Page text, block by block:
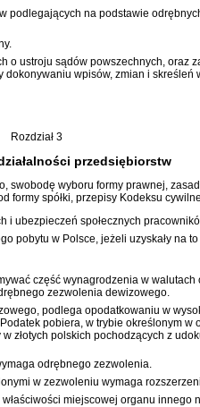
podlegających na podstawie
o ustroju sądów powszechnych,
wpisów, zmian i
Rozdział 3
przedsiębiorstw
wyboru formy prawnej,
formy spółki, przepisy Kodeksu
społecznych
pobytu w Polsce, jeżeli uzyskały na
część wynagrodzenia w
zezwolenia dewizowego.
podlega opodatkowaniu w
pobiera, w trybie określonym w
złotych polskich pochodzących z
odrębnego zezwolenia.
w zezwoleniu wymaga
miejscowej organu